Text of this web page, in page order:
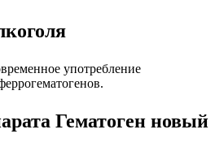
употребление
Гематоген новый